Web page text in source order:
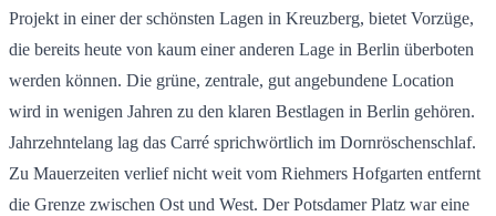
Projekt in einer der schönsten Lagen in Kreuzberg, bietet Vorzüge,
die bereits heute von kaum einer anderen Lage in Berlin überboten
werden können. Die grüne, zentrale, gut angebundene Location
wird in wenigen Jahren zu den klaren Bestlagen in Berlin gehören.
Jahrzehntelang lag das Carré sprichwörtlich im Dornröschenschlaf.
Zu Mauerzeiten verlief nicht weit vom Riehmers Hofgarten entfernt
die Grenze zwischen Ost und West. Der Potsdamer Platz war eine